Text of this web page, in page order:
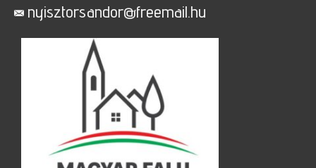
nyisztorsandor@freemail.hu